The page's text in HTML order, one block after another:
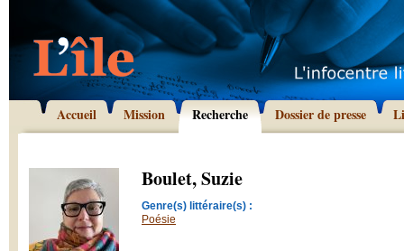
Accueil Mission Recherche Dossier de presse
Boulet, Suzie
Genre(s) littéraire(s) :
Poésie